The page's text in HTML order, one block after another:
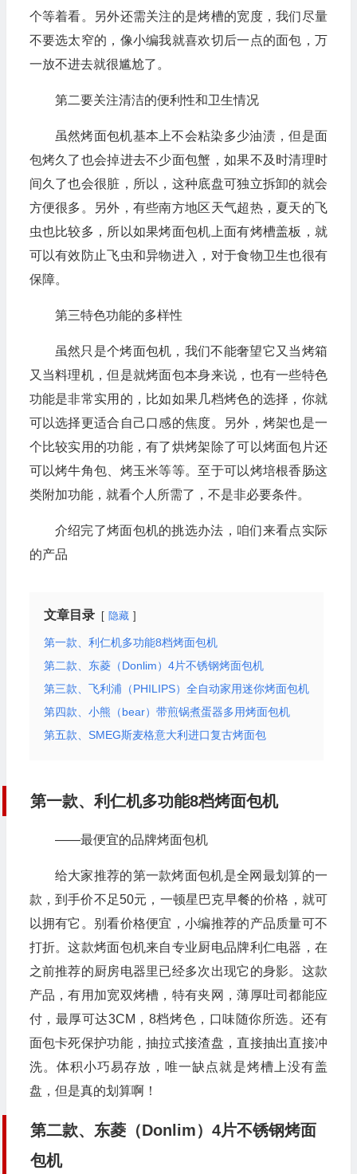
个等着看。另外还需关注的是烤槽的宽度，我们尽量
不要选太窄的，像小编我就喜欢切后一点的面包，万
一放不进去就很尴尬了。
第二要关注清洁的便利性和卫生情况
虽然烤面包机基本上不会粘染多少油渍，但是面
包烤久了也会掉进去不少面包蟹，如果不及时清理时
间久了也会很脏，所以，这种底盘可独立拆卸的就会
方便很多。另外，有些南方地区天气超热，夏天的飞
虫也比较多，所以如果烤面包机上面有烤槽盖板，就
可以有效防止飞虫和异物进入，对于食物卫生也很有
保障。
第三特色功能的多样性
虽然只是个烤面包机，我们不能奢望它又当烤箱
又当料理机，但是就烤面包本身来说，也有一些特色
功能是非常实用的，比如如果几档烤色的选择，你就
可以选择更适合自己口感的焦度。另外，烤架也是一
个比较实用的功能，有了烘烤架除了可以烤面包片还
可以烤牛角包、烤玉米等等。至于可以烤培根香肠这
类附加功能，就看个人所需了，不是非必要条件。
介绍完了烤面包机的挑选办法，咱们来看点实际
的产品
文章目录 隐藏
第一款、利仁机多功能8档烤面包机
第二款、东菱（Donlim）4片不锈钢烤面包机
第三款、飞利浦（PHILIPS）全自动家用迷你烤面包机
第四款、小熊（bear）带煎锅煮蛋器多用烤面包机
第五款、SMEG斯麦格意大利进口复古烤面包
第一款、利仁机多功能8档烤面包机
——最便宜的品牌烤面包机
给大家推荐的第一款烤面包机是全网最划算的一
款，到手价不足50元，一顿星巴克早餐的价格，就可
以拥有它。别看价格便宜，小编推荐的产品质量可不
打折。这款烤面包机来自专业厨电品牌利仁电器，在
之前推荐的厨房电器里已经多次出现它的身影。这款
产品，有用加宽双烤槽，特有夹网，薄厚吐司都能应
付，最厚可达3CM，8档烤色，口味随你所选。还有
面包卡死保护功能，抽拉式接渣盘，直接抽出直接冲
洗。体积小巧易存放，唯一缺点就是烤槽上没有盖
盘，但是真的划算啊！
第二款、东菱（Donlim）4片不锈钢烤面
包机